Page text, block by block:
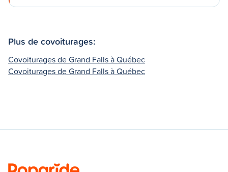
Plus de covoiturages:
Covoiturages de Grand Falls à Québec
Covoiturages de Grand Falls à Québec